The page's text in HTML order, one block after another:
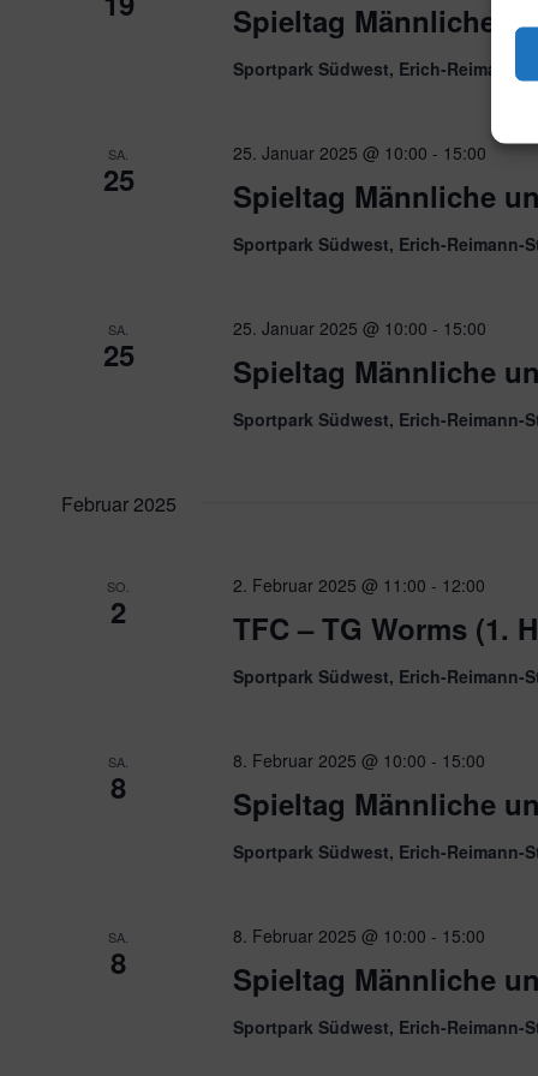
Spieltag Männliche
Sportpark Südwest, Erich-Reimann-
SA.
25 Spieltag Männliche
25. Januar 2025 @ 10:00 - 15:00
Sportpark Südwest, Erich-Reimann-
SA.
25 Spieltag Männliche
25. Januar 2025 @ 10:00 - 15:00
Sportpark Südwest, Erich-Reimann-
Februar 2025
SO.
2 TFC – TG Worms (1.
2. Februar 2025 @ 11:00 - 12:00
Sportpark Südwest, Erich-Reimann-
SA.
8 Spieltag Männliche
8. Februar 2025 @ 10:00 - 15:00
Sportpark Südwest, Erich-Reimann-
SA.
8 Spieltag Männliche
8. Februar 2025 @ 10:00 - 15:00
Sportpark Südwest, Erich-Reimann-